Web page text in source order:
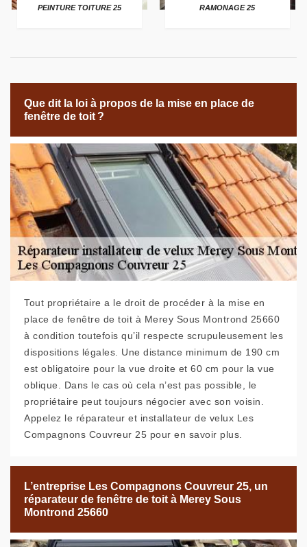
PEINTURE TOITURE 25 RAMONAGE 25
Que dit la loi à propos de la mise en place de
fenêtre de toit ?
Tout propriétaire a le droit de procéder à la mise en
place de fenêtre de toit à Merey Sous Montrond 25660
à condition toutefois qu’il respecte scrupuleusement les
dispositions légales. Une distance minimum de 190 cm
est obligatoire pour la vue droite et 60 cm pour la vue
oblique. Dans le cas où cela n’est pas possible, le
propriétaire peut toujours négocier avec son voisin.
Appelez le réparateur et installateur de velux Les
Compagnons Couvreur 25 pour en savoir plus.
L’entreprise Les Compagnons Couvreur 25, un
réparateur de fenêtre de toit à Merey Sous
Montrond 25660